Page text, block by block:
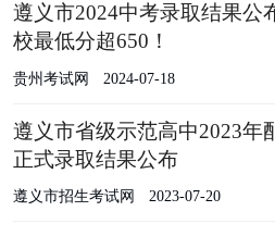
遵义市2024中考录取结果公
校最低分超650！
贵州考试网 2024-07-18
遵义市省级示范高中2023年
正式录取结果公布
遵义市招生考试网 2023-07-20